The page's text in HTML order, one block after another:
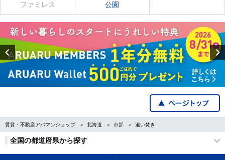
ファミレス 公園
Previous
賃貸・不動産アパマンショップ 北海道 市部 追い焚き
全国の都道府県から探す